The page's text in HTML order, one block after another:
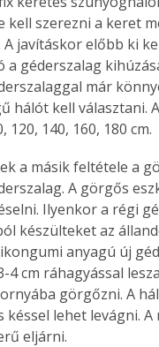
kell szerezni a keret
A javításkor előbb ki
a géderszalag
már
hálót kell választani.
140, 160, 180 cm.
a másik feltétele a
A görgős
Ilyenkor a régi
készülteket az
anyagú új
4 cm ráhagyással
görgőzni. A
késsel lehet levágni.
eljárni.